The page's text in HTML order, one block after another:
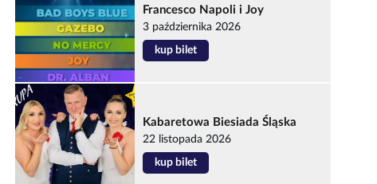
Francesco Napoli i Joy
3 października 2026
kup bilet
Kabaretowa Biesiada Śląska
22 listopada 2026
kup bilet